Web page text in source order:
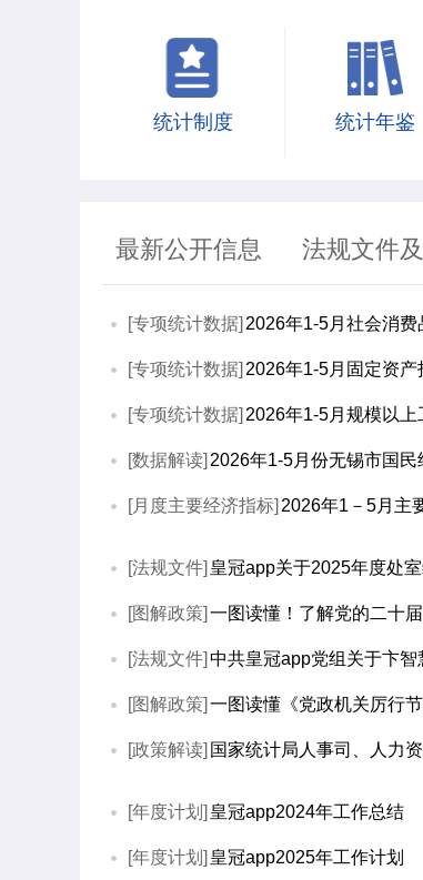
统计制度 统计年鉴
最新公开信息 法规文件
[专项统计数据] 2026年1-5月社会消
[专项统计数据] 2026年1-5月固定资产
[专项统计数据] 2026年1-5月规模以
[数据解读] 2026年1-5月份无锡市国
[月度主要经济指标] 2026年1－5月主
[法规文件] 皇冠app关于2025年度处
[图解政策] 一图读懂！了解党的二十
[法规文件] 中共皇冠app党组关于卞
[图解政策] 一图读懂《党政机关厉行
[政策解读] 国家统计局人事司、人力资
[年度计划] 皇冠app2024年工作总结
[年度计划] 皇冠app2025年工作计划